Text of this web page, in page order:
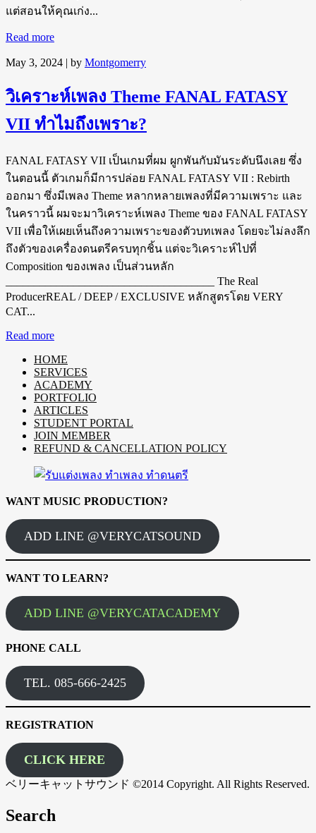
แต่สอนให้คุณเก่ง...
Read more
May 3, 2024 | by Montgomerry
วิเคราะห์เพลง Theme FANAL FATASY
VII ทำไมถึงเพราะ?
FANAL FATASY VII เป็นเกมที่ผม ผูกพันกับมันระดับนึงเลย ซึ่ง
ในตอนนี้ ตัวเกมก็มีการปล่อย FANAL FATASY VII : Rebirth
ออกมา ซึ่งมีเพลง Theme หลากหลายเพลงที่มีความเพราะ และ
ในคราวนี้ ผมจะมาวิเคราะห์เพลง Theme ของ FANAL FATASY
VII เพื่อให้เผยเห็นถึงความเพราะของตัวบทเพลง โดยจะไม่ลงลึก
ถึงตัวของเครื่องดนตรีครบทุกชิ้น แต่จะวิเคราะห์ไปที่
Composition ของเพลง เป็นส่วนหลัก
_____________________________________ The Real
ProducerREAL / DEEP / EXCLUSIVE หลักสูตรโดย VERY
CAT...
Read more
HOME
SERVICES
ACADEMY
PORTFOLIO
ARTICLES
STUDENT PORTAL
JOIN MEMBER
REFUND & CANCELLATION POLICY
WANT MUSIC PRODUCTION?
ADD LINE @VERYCATSOUND
WANT TO LEARN?
ADD LINE @VERYCATACADEMY
PHONE CALL
TEL. 085-666-2425
REGISTRATION
CLICK HERE
ベリーキャットサウンド ©2014 Copyright. All Rights Reserved.
Search